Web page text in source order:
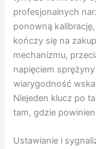
profesjonalnych
ponowną
kończy się na
mechanizmu,
napięciem
wiarygodność
Niejeden klucz po
tam, gdzie
Ustawianie i